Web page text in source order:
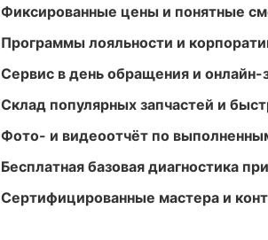
Фиксированные цены и понятные
Программы лояльности и
Сервис в день обращения и онлайн-
Склад популярных запчастей и
Фото- и видеоотчёт по
Бесплатная базовая диагностика
Сертифицированные мастера и